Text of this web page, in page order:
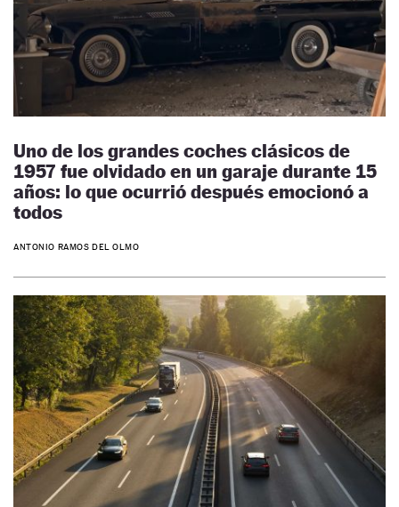
Uno de los grandes coches clásicos de
1957 fue olvidado en un garaje durante 15
años: lo que ocurrió después emocionó a
todos
ANTONIO RAMOS DEL OLMO